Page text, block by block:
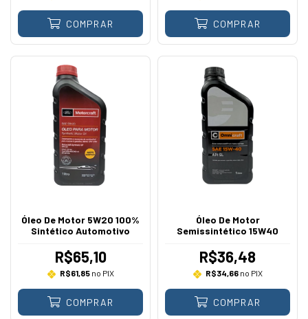
COMPRAR COMPRAR
Óleo De Motor 5W20 100%
Sintético Automotivo
R$65,10
R$61,85no PIX
COMPRAR
Óleo De Motor
Semissintético 15W40
R$36,48
R$34,66no PIX
COMPRAR